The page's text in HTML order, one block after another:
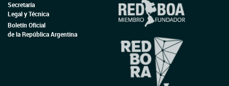
Secretaría
Legal y Técnica
Boletín Oficial
de la República Argentina